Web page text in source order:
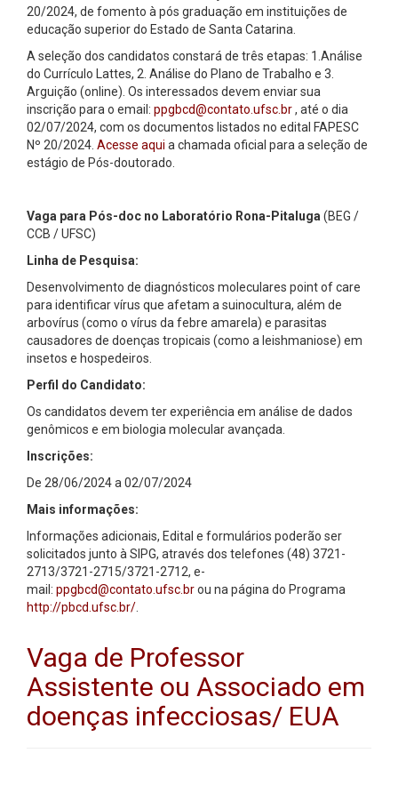
20/2024, de fomento à pós graduação em instituições de
educação superior do Estado de Santa Catarina.
A seleção dos candidatos constará de três etapas: 1.Análise
do Currículo Lattes, 2. Análise do Plano de Trabalho e 3.
Arguição (online). Os interessados devem enviar sua
inscrição para o email: ppgbcd@contato.ufsc.br, até o dia
02/07/2024, com os documentos listados no edital FAPESC
Nº 20/2024. Acesse aqui a chamada oficial para a seleção de
estágio de Pós-doutorado.
Vaga para Pós-doc no Laboratório Rona-Pitaluga (BEG /
CCB / UFSC)
Linha de Pesquisa:
Desenvolvimento de diagnósticos moleculares point of care
para identificar vírus que afetam a suinocultura, além de
arbovírus (como o vírus da febre amarela) e parasitas
causadores de doenças tropicais (como a leishmaniose) em
insetos e hospedeiros.
Perfil do Candidato:
Os candidatos devem ter experiência em análise de dados
genômicos e em biologia molecular avançada.
Inscrições:
De 28/06/2024 a 02/07/2024
Mais informações:
Informações adicionais, Edital e formulários poderão ser
solicitados junto à SIPG, através dos telefones (48) 3721-
2713/3721-2715/3721-2712, e-
mail: ppgbcd@contato.ufsc.brou na página do Programa
http://pbcd.ufsc.br/
Vaga de Professor
Assistente ou Associado em
doenças infecciosas/ EUA